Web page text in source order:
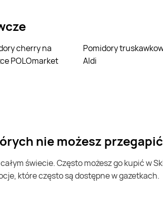
POLOmarket
Pomidory truskawkowe
Aldi
nie możesz przegapić
które często są dostępne w gazetkach.